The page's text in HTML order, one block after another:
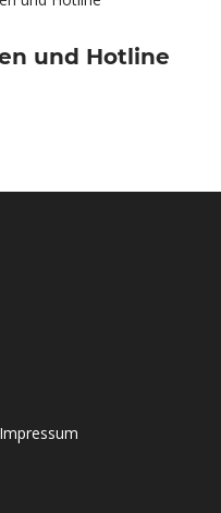
und Hotline
Impressum